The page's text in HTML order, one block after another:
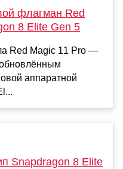
флагман Red
8 Elite Gen 5
Red Magic 11 Pro —
аппаратной
Snapdragon 8 Elite